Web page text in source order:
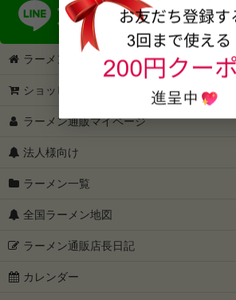
ラーメン通販・ラーメン通ドットコム
ショッピングカート
ラーメン通販マイページ
法人様向け
ラーメン一覧
全国ラーメン地図
ラーメン通販店長日記
カレンダー